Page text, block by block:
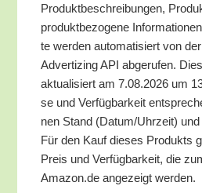
Pro­dukt­be­schrei­bun­gen,
pro­dukt­be­zo­ge­ne
te wer­den auto­ma­ti­siert von
Adver­tiz­ing API abge­ru­fen.
aktua­li­siert am 7.08.2026 um
se und Ver­füg­bar­keit
nen Stand (Datum/​Uhrzeit)
Für den Kauf die­ses Pro­dukts
Preis und Ver­füg­bar­keit, die
Amazon.de ange­zeigt werden.